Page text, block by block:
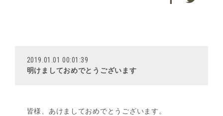
2019.01.01 00:01:39
明けましておめでとうございます
皆様、あけましておめでとうございます。